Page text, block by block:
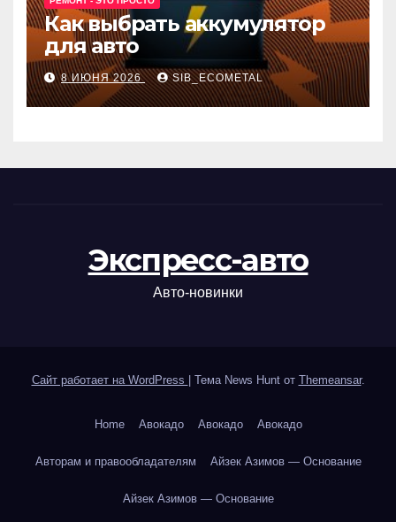
Как выбрать аккумулятор
для авто
8 ИЮНЯ 2026 SIB_ECOMETAL
Экспресс-авто
Авто-новинки
Сайт работает на WordPress Тема News Hunt от Themeansar.
Home Авокадо Авокадо Авокадо
Авторам и правообладателям Айзек Азимов — Основание
Айзек Азимов — Основание